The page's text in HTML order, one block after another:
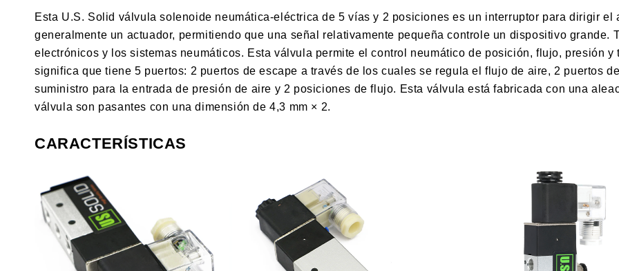
Esta U.S. Solid válvula solenoide neumática-eléctrica de 5 vías y 2 posiciones es un interruptor para dirigir
generalmente un actuador, permitiendo que una señal relativamente pequeña controle un dispositivo grande.
electrónicos y los sistemas neumáticos. Esta válvula permite el control neumático de posición, flujo, presión
significa que tiene 5 puertos: 2 puertos de escape a través de los cuales se regula el flujo de aire, 2 puertos
suministro para la entrada de presión de aire y 2 posiciones de flujo. Esta válvula está fabricada con una
válvula son pasantes con una dimensión de 4,3 mm × 2.
CARACTERÍSTICAS